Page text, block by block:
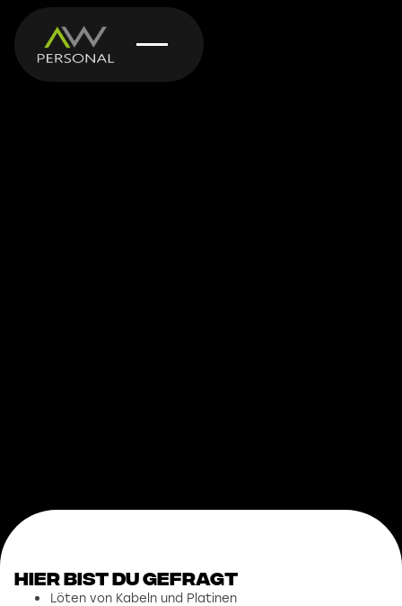
Hier bist du gefragt
Löten von Kabeln und Platinen